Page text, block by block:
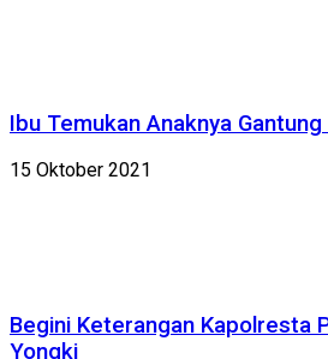
Ibu Temukan Anaknya Gantung
15 Oktober 2021
Begini Keterangan Kapolresta
Yongki